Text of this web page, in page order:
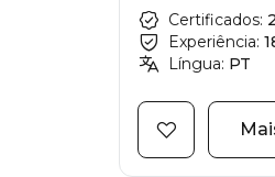
Certificados: 2
Experiência:
Língua: PT